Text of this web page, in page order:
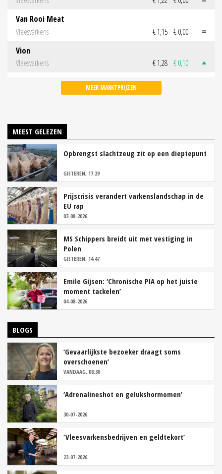
Van Rooi Meat
Vleesvarkens
€ 1,15 € 0,00
Vion
Vleesvarkens
€ 1,28 € 0,10
MEER MARKTPRIJZEN
MEEST GELEZEN
Opbrengst slachtzeug zit op een dieptepunt
GISTEREN, 17:29
Prijscrisis verandert varkenslandschap in de
EU rap
03-08-2026
MS Schippers breidt uit met vestiging in
Polen
GISTEREN, 14:47
Emile Gijsen: ‘Chronische PIA op het juiste
moment tackelen’
04-08-2026
BLOGS
‘Gevaarlijkste bezoeker draagt soms
overschoenen’
VANDAAG, 08:30
‘Adrenalineshot en gelukshormomen’
30-07-2026
‘Vleesvarkensbedrijven en geldtekort’
23-07-2026